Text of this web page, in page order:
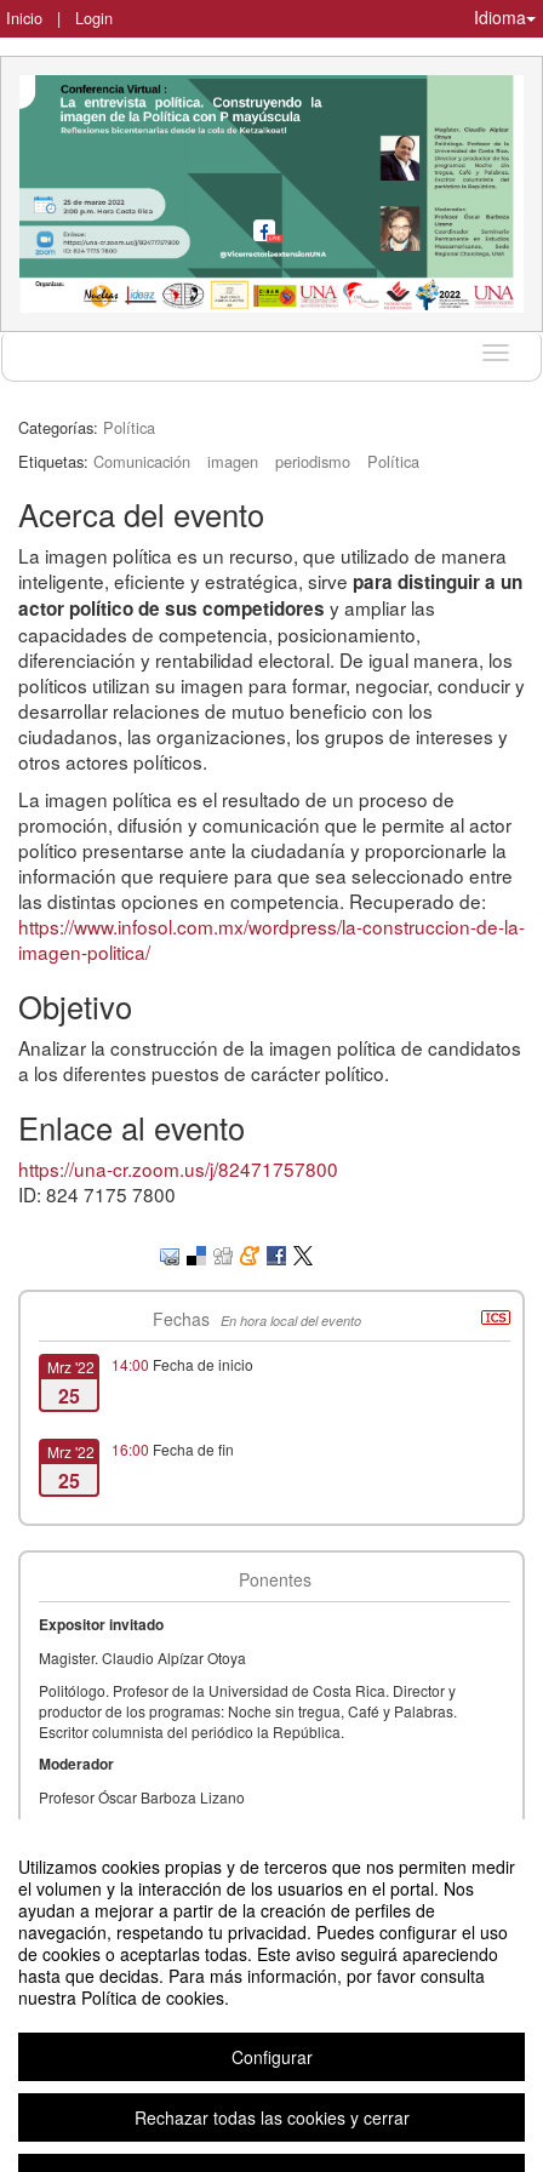
Utilizamos cookies propias y de terceros que nos permiten medir
el volumen y la interacción de los usuarios en el portal. Nos
ayudan a mejorar a partir de la creación de perfiles de
navegación, respetando tu privacidad. Puedes configurar el uso
de cookies o aceptarlas todas. Este aviso seguirá apareciendo
hasta que decidas. Para más información, por favor consulta
nuestra Política de cookies.
Configurar
Rechazar todas las cookies y cerrar
Inicio | Login Idioma
Idioma
Categorías: Política
Etiquetas: Comunicación imagen periodismo Política
Acerca del evento
La imagen política es un recurso, que utilizado de manera
inteligente, eficiente y estratégica, sirve para distinguir a un
actor político de sus competidores y ampliar las
capacidades de competencia, posicionamiento,
diferenciación y rentabilidad electoral. De igual manera, los
políticos utilizan su imagen para formar, negociar, conducir y
desarrollar relaciones de mutuo beneficio con los
ciudadanos, las organizaciones, los grupos de intereses y
otros actores políticos.
La imagen política es el resultado de un proceso de
promoción, difusión y comunicación que le permite al actor
político presentarse ante la ciudadanía y proporcionarle la
información que requiere para que sea seleccionado entre
las distintas opciones en competencia. Recuperado de:
https://www.infosol.com.mx/wordpress/la-construccion-de-la-
imagen-politica/
Objetivo
Analizar la construcción de la imagen política de candidatos
a los diferentes puestos de carácter político.
Enlace al evento
https://una-cr.zoom.us/j/82471757800
ID: 824 7175 7800
Fechas En hora local del evento
Mrz '22
25
14:00 Fecha de inicio
Mrz '22
25
16:00 Fecha de fin
Ponentes
Expositor invitado
Magister. Claudio Alpízar Otoya
Politólogo. Profesor de la Universidad de Costa Rica. Director y
productor de los programas: Noche sin tregua, Café y Palabras.
Escritor columnista del periódico la República.
Moderador
Profesor Óscar Barboza Lizano
Contacto
Conferencia: La entrevista política. Construyendo la imagen de la Política